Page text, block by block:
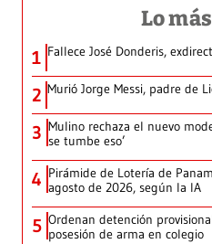
Lo
1 Fallece José Donderis,
2 Murió Jorge Messi, padre de
3 Mulino rechaza el nuevo
se tumbe eso’
4 Pirámide de Lotería de
agosto de 2026, según la IA
5 Ordenan detención
posesión de arma en colegio